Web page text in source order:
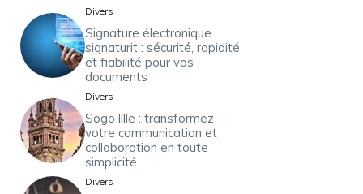
Divers
Signature électronique
signaturit : sécurité, rapidité
et fiabilité pour vos
documents
Divers
Sogo lille : transformez
votre communication et
collaboration en toute
simplicité
Divers